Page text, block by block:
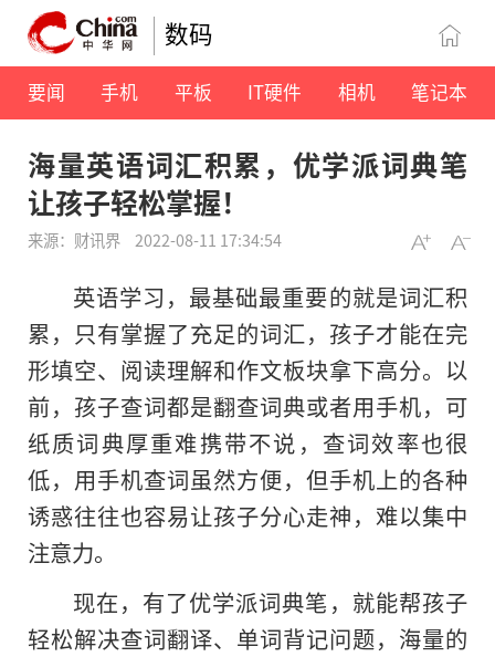
数码
要闻 手机 平板 IT硬件 相机 笔记本
海量英语词汇积累，优学派词典笔
让孩子轻松掌握！
来源：财讯界 2022-08-11 17:34:54
英语学习 ，最基础最重要的就是词汇积
累，只有掌握了充足的词汇，孩子才能在完
形填空、阅读理解和作文板块拿下高分。以
前，孩子查词都是翻查词典或者用手机，可
纸质词典厚重难携带不说，查词效率也很
低，用手机查词虽然方便，但手机上的各种
诱惑往往也容易让孩子分心走神，难以集中
注意力。
现在，有了优学派词典笔，就能帮孩子
轻松解决查词翻译、单词背记问题，海量的